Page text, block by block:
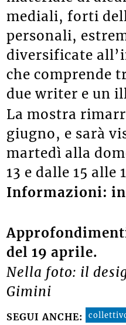
mediali, forti
personali,
diversificate
che comprende
due writer e un
La mostra
giugno, e sarà
martedì alla
13 e dalle 15 alle
Informazioni:
del 19 aprile.
Nella foto: il
Gimini
SEGUI ANCHE: